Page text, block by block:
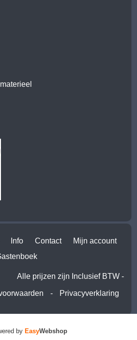
Info Contact
Mijn account
Alle prijzen zijn Inclusief BTW -
- Privacyverklaring
by EasyWebshop